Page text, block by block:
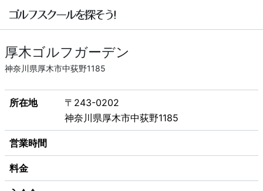
厚木ゴルフガーデン
神奈川県厚木市中荻野1185
所在地
〒243-0202
神奈川県厚木市中荻野1185
営業時間
料金